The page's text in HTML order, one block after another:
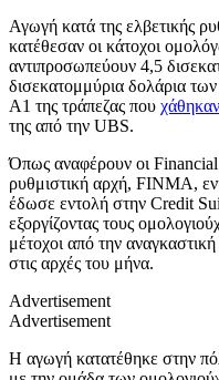
Αγωγή κατά της ελβετικής
κατέθεσαν οι κάτοχοι
αντιπροσωπεύουν 4,5
δισεκατομμύρια δολάρια
Α1 της τράπεζας που
της από την UBS.
Όπως αναφέρουν οι Financial
ρυθμιστική αρχή, FINMA,
έδωσε εντολή στην Credit
εξοργίζοντας τους
μέτοχοι από την
στις αρχές του μήνα.
Advertisement
Advertisement
Η αγωγή κατατέθηκε στην